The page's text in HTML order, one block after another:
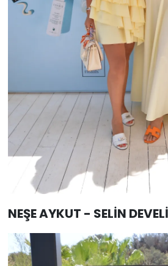
NEŞE AYKUT - SELİN DEVELİ